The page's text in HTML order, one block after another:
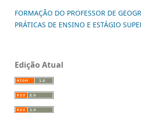
FORMAÇÃO DO PROFESSOR DE
PRÁTICAS DE ENSINO E ESTÁGIO
Edição Atual